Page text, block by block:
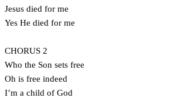
Jesus died for me
Yes He died for me
CHORUS 2
Who the Son sets free
Oh is free indeed
I’m a child of God